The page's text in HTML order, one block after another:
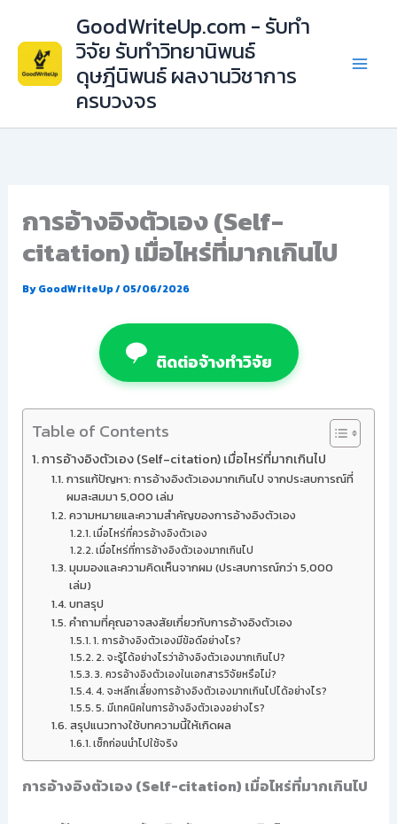
content
GoodWriteUp.com - รับทำ
วิจัย รับทำวิทยานิพนธ์
ดุษฎีนิพนธ์ ผลงานวิชาการ
ครบวงจร
การอ้างอิงตัวเอง (Self-
citation) เมื่อไหร่ที่มากเกินไป
ByGoodWriteUp/05/06/2026
ติดต่อจ้างทำวิจัย
Table of Contents
การอ้างอิงตัวเอง (Self-citation) เมื่อไหร่ที่มากเกินไป
การแก้ปัญหา: การอ้างอิงตัวเองมากเกินไป จากประสบการณ์ที่
ผมสะสมมา 5,000 เล่ม
ความหมายและความสำคัญของการอ้างอิงตัวเอง
เมื่อไหร่ที่ควรอ้างอิงตัวเอง
เมื่อไหร่ที่การอ้างอิงตัวเองมากเกินไป
มุมมองและความคิดเห็นจากผม (ประสบการณ์กว่า 5,000
เล่ม)
บทสรุป
คำถามที่คุณอาจสงสัยเกี่ยวกับการอ้างอิงตัวเอง
1. การอ้างอิงตัวเองมีข้อดีอย่างไร?
2. จะรู้ได้อย่างไรว่าอ้างอิงตัวเองมากเกินไป?
3. ควรอ้างอิงตัวเองในเอกสารวิจัยหรือไม่?
4. จะหลีกเลี่ยงการอ้างอิงตัวเองมากเกินไปได้อย่างไร?
5. มีเทคนิคในการอ้างอิงตัวเองอย่างไร?
สรุปแนวทางใช้บทความนี้ให้เกิดผล
เช็กก่อนนำไปใช้จริง
การอ้างอิงตัวเอง (Self-citation) เมื่อไหร่ที่มากเกินไป